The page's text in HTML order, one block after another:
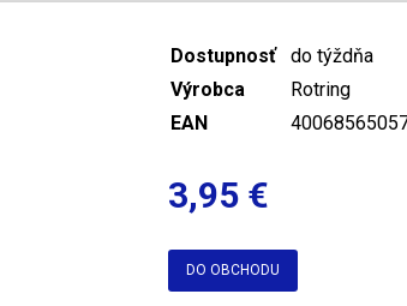
Dostupnosť
do týždňa
Výrobca
Rotring
EAN
3,95 €
DO OBCHODU